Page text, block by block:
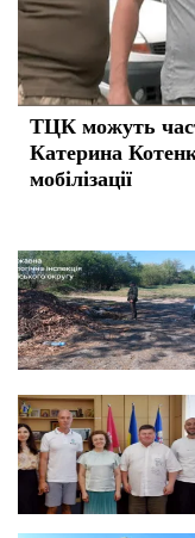
ТЦК можуть
Катерина
мобілізації